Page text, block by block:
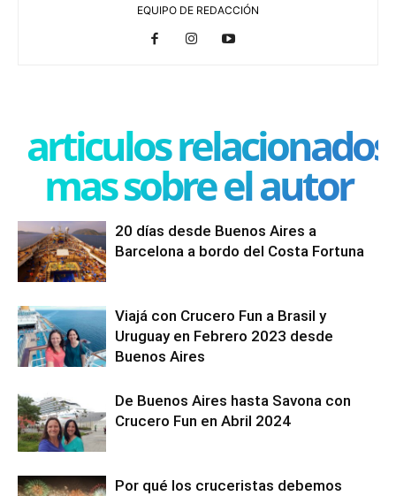
EQUIPO DE REDACCIÓN
articulos relacionados
mas sobre el autor
20 días desde Buenos Aires a
Barcelona a bordo del Costa Fortuna
Viajá con Crucero Fun a Brasil y
Uruguay en Febrero 2023 desde
Buenos Aires
De Buenos Aires hasta Savona con
Crucero Fun en Abril 2024
Por qué los cruceristas debemos